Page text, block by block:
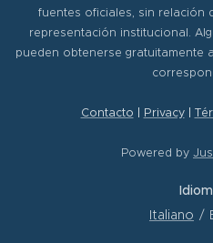
fuentes oficiales, sin relación
representación institucional.
pueden obtenerse gratuitamente
Contacto Privacy|
Powered by
Italiano